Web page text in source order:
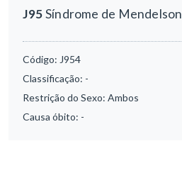
J95Síndrome de Mendelson
Código: J954
Classificação: -
Restrição do Sexo: Ambos
Causa óbito: -